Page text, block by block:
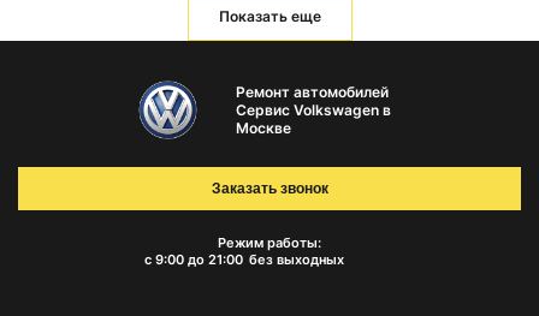
Показать еще
Ремонт автомобилей
Сервис Volkswagen в
Москве
Режим работы:
с 9:00 до 21:00 без выходных
Заказать звонок